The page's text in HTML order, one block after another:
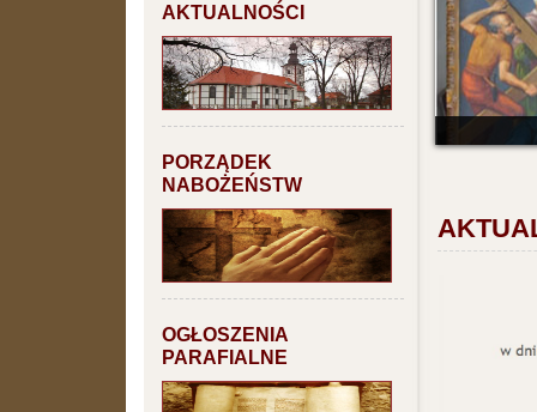
AKTUALNOŚCI
PORZĄDEK
NABOŻEŃSTW
OGŁOSZENIA
PARAFIALNE